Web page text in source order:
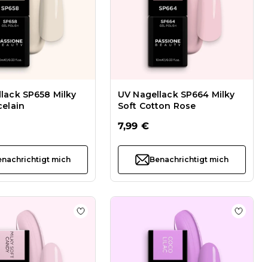
SP658 Milky
mich
UV Nagellack SP664 Milky
Soft Cotton Rose
7,99 €
Benachrichtigt mich
ml UV Nagellack SP666 Milky Soft Pale Bloom
Zur Wunschliste hinzufügen UV Nagellack
Zur